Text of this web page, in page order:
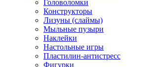
Головоломки
Конструкторы
Лизуны (слаймы)
Мыльные пузыри
Наклейки
Настольные игры
Пластилин-антистресс
Фигурки